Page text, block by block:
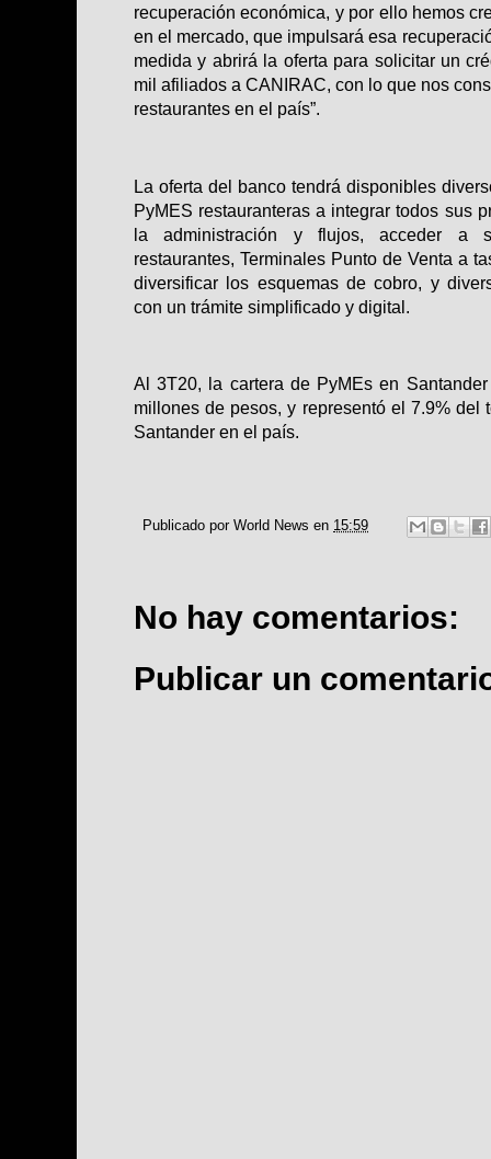
recuperación económica, y por ello hemos
en el mercado, que impulsará esa
medida y abrirá la oferta para solicitar un
mil afiliados a CANIRAC, con lo que nos
restaurantes en el país”.
La oferta del banco tendrá disponibles
PyMES restauranteras a integrar todos sus
la administración y flujos, acceder a
restaurantes, Terminales Punto de Venta a
diversificar los esquemas de cobro, y
con un trámite simplificado y digital.
Al 3T20, la cartera de PyMEs en
millones de pesos, y representó el 7.9% del
Santander en el país.
Publicado por World News en 15:59
No hay comentarios:
Publicar un